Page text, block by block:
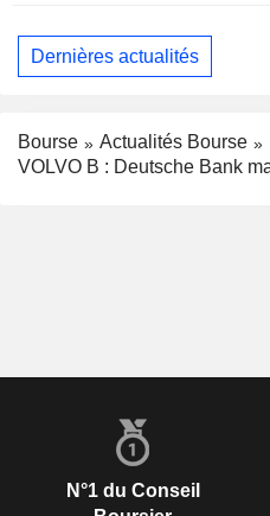
Dernières actualités
Bourse
Actualités Bourse
VOLVO B : Deutsche Bank
N°1 du Conseil